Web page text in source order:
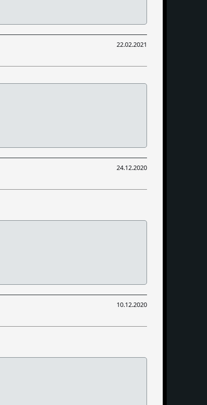
22.02.2021
24.12.2020
10.12.2020